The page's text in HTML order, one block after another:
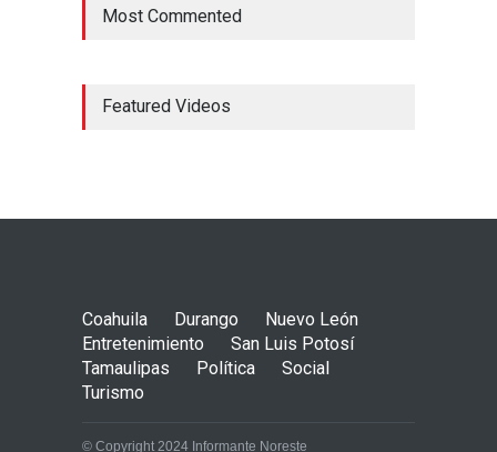
Most Commented
Featured Videos
Coahuila Durango
Nuevo León
Entretenimiento
San Luis Potosí
Tamaulipas
Política
Social
Turismo
© Copyright 2024 Informante Noreste